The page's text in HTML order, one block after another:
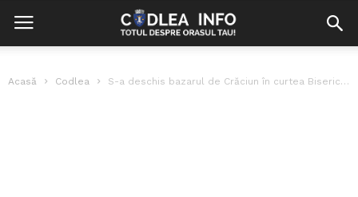
Acasă Codlea S-a deschis bazarul de Crăciun în curtea Bisericii Evanghelice din Codlea